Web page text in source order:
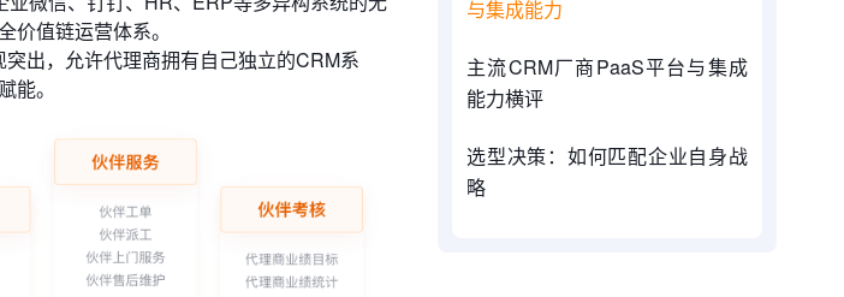
值链运营体系。
出，允许代理商拥有自己独立的CRM系
能。
与集成能力
主流CRM厂商PaaS平台与集成
能力横评
选型决策：如何匹配企业自身战
略